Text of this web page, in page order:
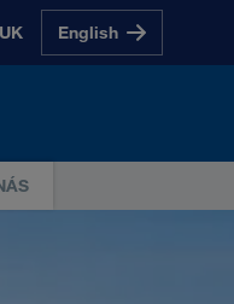
UK English